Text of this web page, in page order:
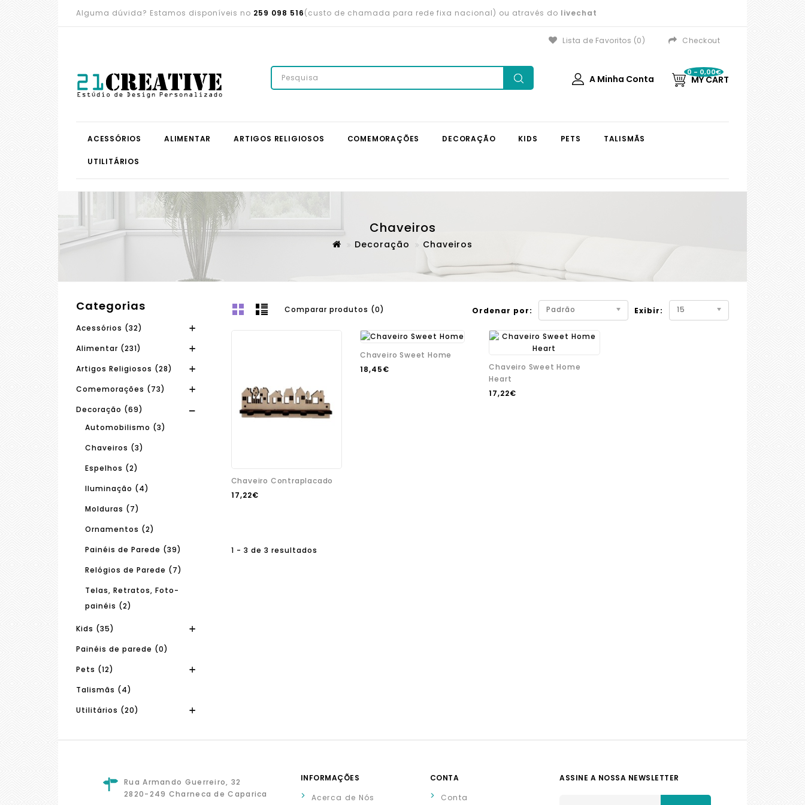
Alguma dúvida? Estamos disponíveis no 259 098 516(custo de chamada para rede fixa nacional) ou através do livechat
Lista de Favoritos (0) Checkout
MY CART
0 - 0,00€
A Minha Conta
ACESSÓRIOS ALIMENTAR ARTIGOS RELIGIOSOS COMEMORAÇÕES DECORAÇÃO KIDS PETS TALISMÃS
UTILITÁRIOS
Chaveiros
Decoração Chaveiros
Categorias
Acessórios (32)
Alimentar (231)
Artigos Religiosos (28)
Comemorações (73)
Decoração (69)
Automobilismo (3)
Chaveiros (3)
Espelhos (2)
Iluminação (4)
Molduras (7)
Ornamentos (2)
Painéis de Parede (39)
Relógios de Parede (7)
Telas, Retratos, Foto-
painéis (2)
Kids (35)
Painéis de parede (0)
Pets (12)
Talismãs (4)
Utilitários (20)
Comparar produtos (0) Ordenar por: Padrão Exibir: 15
Chaveiro Contraplacado
17,22€
Chaveiro Sweet Home
18,45€
Chaveiro Sweet Home
Heart
17,22€
1 - 3 de 3 resultados
Rua Armando Guerreiro, 32
2820-249 Charneca de Caparica
INFORMAÇÕES
Acerca de Nós
CONTA
Conta
ASSINE A NOSSA NEWSLETTER